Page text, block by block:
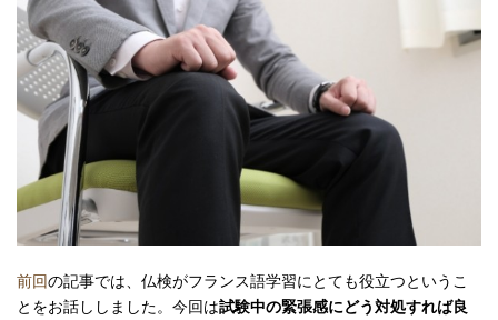
前回の記事では、仏検がフランス語学習にとても役立つというこ
とをお話ししました。今回は試験中の緊張感にどう対処すれば良